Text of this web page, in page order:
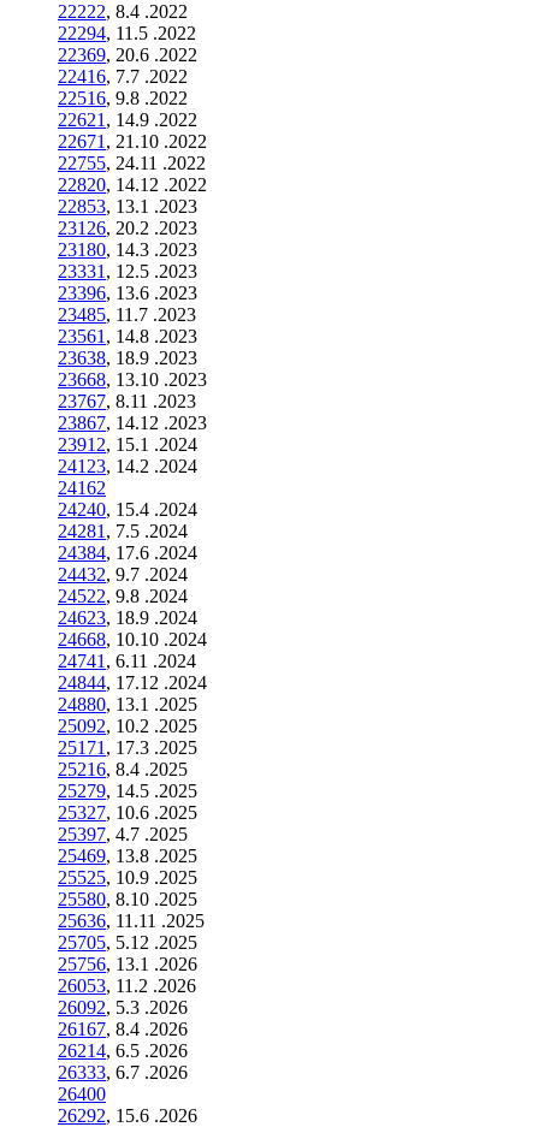
22222, 8.4 .2022
22294, 11.5 .2022
22369, 20.6 .2022
22416, 7.7 .2022
22516, 9.8 .2022
22621 , 14.9 .2022
22671 , 21.10 .2022
22755, 24.11 .2022
22820, 14.12 .2022
22853, 13.1 .2023
23126, 20.2 .2023
23180, 14.3 .2023
23331 , 12.5 .2023
23396, 13.6 .2023
23485, 11.7 .2023
23561 , 14.8 .2023
23638, 18.9 .2023
23668, 13.10 .2023
23767, 8.11 .2023
23867, 14.12 .2023
23912, 15.1 .2024
24123, 14.2 .2024
24162
24240, 15.4 .2024
24281 , 7.5 .2024
24384, 17.6 .2024
24432, 9.7 .2024
24522, 9.8 .2024
24623, 18.9 .2024
24668, 10.10 .2024
24741 , 6.11 .2024
24844, 17.12 .2024
24880, 13.1 .2025
25092, 10.2 .2025
25171 , 17.3 .2025
25216, 8.4 .2025
25279, 14.5 .2025
25327, 10.6 .2025
25397, 4.7 .2025
25469, 13.8 .2025
25525, 10.9 .2025
25580, 8.10 .2025
25636, 11.11 .2025
25705, 5.12 .2025
25756, 13.1 .2026
26053, 11.2 .2026
26092, 5.3 .2026
26167, 8.4 .2026
26214, 6.5 .2026
26333, 6.7 .2026
26400
26292, 15.6 .2026